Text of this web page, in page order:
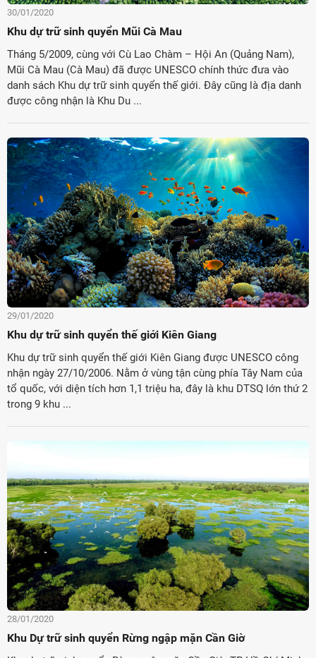
30/01/2020
Khu dự trữ sinh quyển Mũi Cà Mau
Tháng 5/2009, cùng với Cù Lao Chàm – Hội An (Quảng Nam),
Mũi Cà Mau (Cà Mau) đã được UNESCO chính thức đưa vào
danh sách Khu dự trữ sinh quyển thế giới. Đây cũng là địa danh
được công nhận là Khu Du ...
29/01/2020
Khu dự trữ sinh quyển thế giới Kiên Giang
Khu dự trữ sinh quyển thế giới Kiên Giang được UNESCO công
nhận ngày 27/10/2006. Nằm ở vùng tận cùng phía Tây Nam của
tổ quốc, với diện tích hơn 1,1 triệu ha, đây là khu DTSQ lớn thứ 2
trong 9 khu ...
28/01/2020
Khu Dự trữ sinh quyển Rừng ngập mặn Cần Giờ